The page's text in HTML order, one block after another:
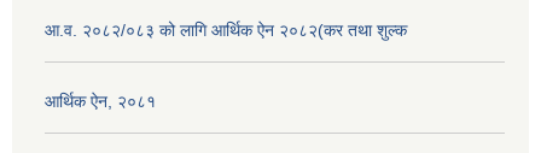
आ.व. २०८२/०८३ को लागि आर्थिक ऐन २०८२(कर तथा शुल्क
आर्थिक ऐन, २०८१